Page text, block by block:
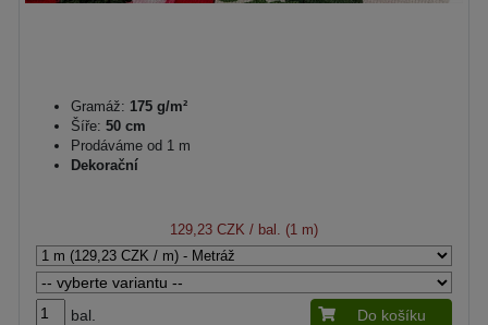
Gramáž: 175 g/m²
Šíře: 50 cm
Prodáváme od 1 m
Dekorační
129,23 CZK / bal. (1 m)
bal. Do košíku